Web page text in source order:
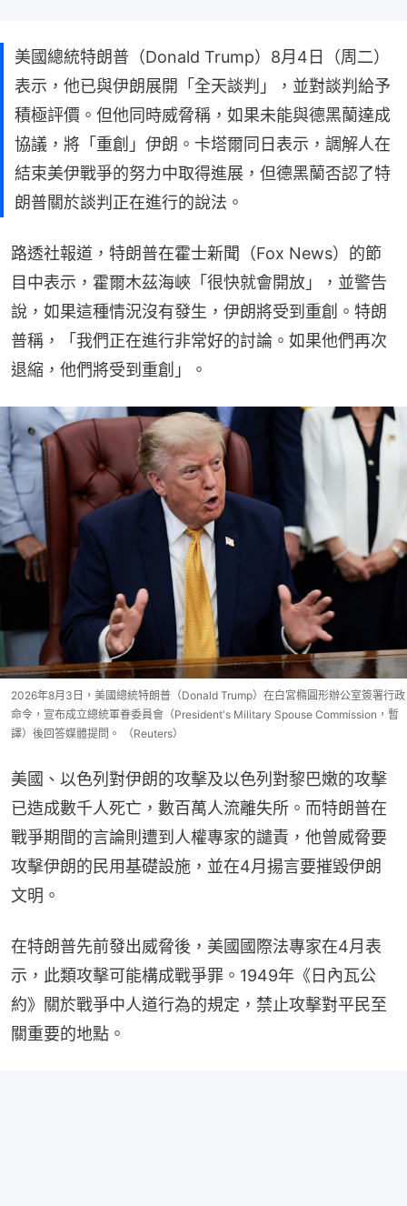
美國總統特朗普（Donald Trump）8月4日（周二）
表示，他已與伊朗展開「全天談判」，並對談判給予
積極評價。但他同時威脅稱，如果未能與德黑蘭達成
協議，將「重創」伊朗。卡塔爾同日表示，調解人在
結束美伊戰爭的努力中取得進展，但德黑蘭否認了特
朗普關於談判正在進行的說法。
路透社報道，特朗普在霍士新聞（Fox News）的節
目中表示，霍爾木茲海峽「很快就會開放」，並警告
說，如果這種情況沒有發生，伊朗將受到重創。特朗
普稱，「我們正在進行非常好的討論。如果他們再次
退縮，他們將受到重創」。
2026年8月3日，美國總統特朗普（Donald Trump）在白宮橢圓形辦公室簽署行政
命令，宣布成立總統軍眷委員會（President's Military Spouse Commission，暫
譯）後回答媒體提問。 （Reuters）
美國、以色列對伊朗的攻擊及以色列對黎巴嫩的攻擊
已造成數千人死亡，數百萬人流離失所。而特朗普在
戰爭期間的言論則遭到人權專家的譴責，他曾威脅要
攻擊伊朗的民用基礎設施，並在4月揚言要摧毀伊朗
文明。
在特朗普先前發出威脅後，美國國際法專家在4月表
示，此類攻擊可能構成戰爭罪。1949年《日內瓦公
約》關於戰爭中人道行為的規定，禁止攻擊對平民至
關重要的地點。